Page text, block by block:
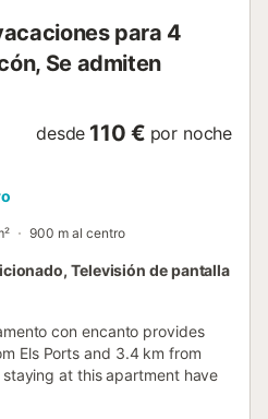
para 4
Se admiten
desde 110 € por noche
900 m al centro
Televisión de pantalla
con encanto provides
Els Ports and 3.4 km from
at this apartment have